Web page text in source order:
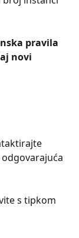
pravila
novi
s tipkom